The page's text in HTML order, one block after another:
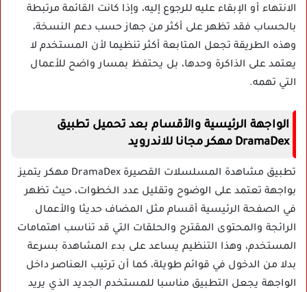
الانتهاء أو الإبقاء عليه للرجوع إليه، وإذا كانت القائمة مرتبطة
بالحساب فقد تظهر على أكثر من جهاز حسب دعم النسخة،
وهذه الطريقة تجعل المتابعة أكثر تنظيما لأن المستخدم لا
يعتمد على الذاكرة وحدها، بل يحتفظ بمسار واضح للأعمال
التي تهمه.
الواجهة الرئيسية والأقسام بعد تحميل تطبيق
DramaDex مهكر مجانا للاندرويد
تطبيق مشاهدة المسلسلات القصيرة DramaDex مهكر يتميز
بواجهة تعتمد على الوضوح وتقليل عدد الخطوات، حيث تظهر
في الصفحة الرئيسية أقسام مثل المضاف حديثا والأعمال
الرائجة والمحتوى المقترح والحلقات التي قد تناسب اهتمامات
المستخدم، وهذا التنظيم يساعد على بدء المشاهدة بسرعة
بدلا من الدخول في قوائم طويلة، كما أن ترتيب العناصر داخل
الواجهة يجعل التطبيق مناسبا للمستخدم الجديد الذي يريد